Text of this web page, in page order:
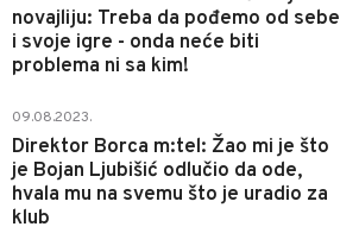
novajliju: Treba da pođemo od sebe
i svoje igre - onda neće biti
problema ni sa kim!
09.08.2023.
Direktor Borca m:tel: Žao mi je što
je Bojan Ljubišić odlučio da ode,
hvala mu na svemu što je uradio za
klub